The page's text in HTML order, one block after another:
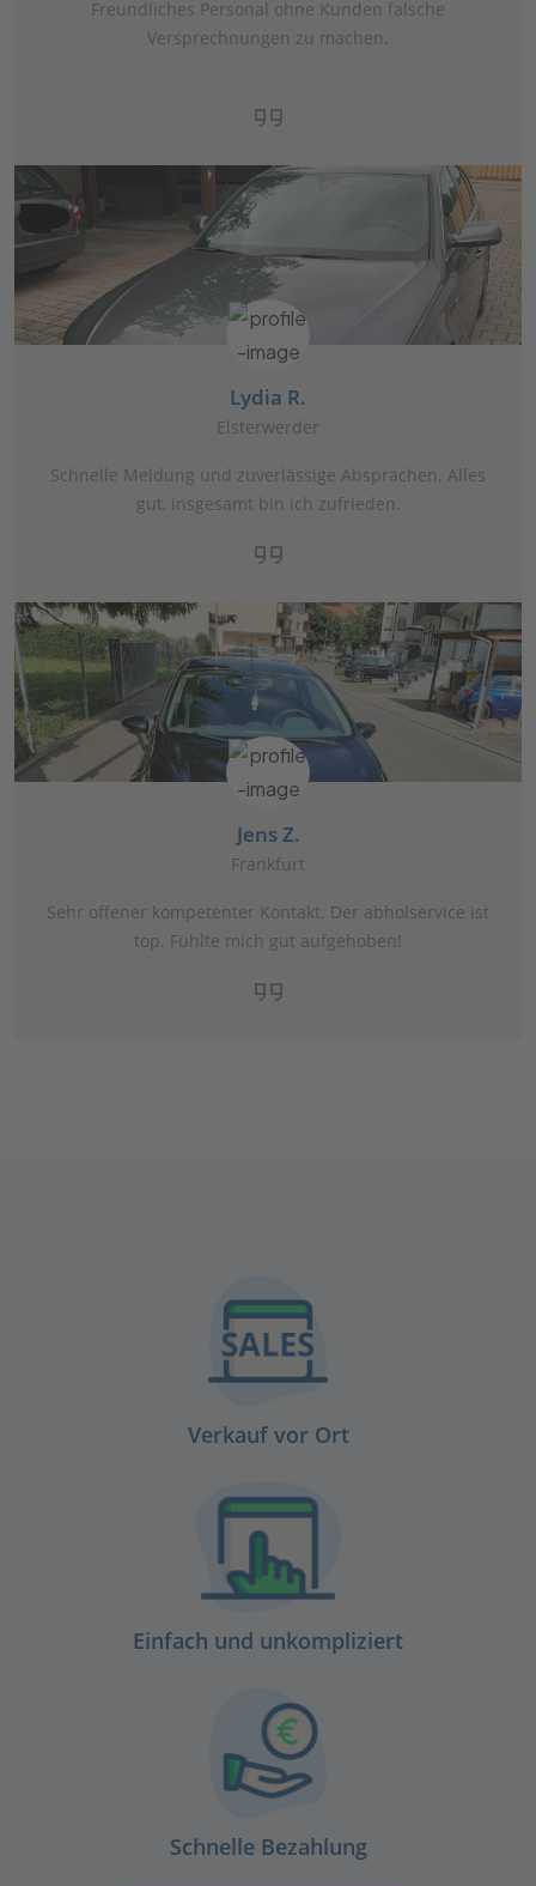
Freundliches Personal ohne Kunden falsche
Versprechnungen zu machen.
Lydia R.
Elsterwerder
Schnelle Meldung und zuverlässige Absprachen. Alles
gut, insgesamt bin ich zufrieden.
Jens Z.
Frankfurt
Sehr offener kompetenter Kontakt. Der abholservice ist
top. Fühlte mich gut aufgehoben!
Verkauf vor Ort
Einfach und unkompliziert
Schnelle Bezahlung